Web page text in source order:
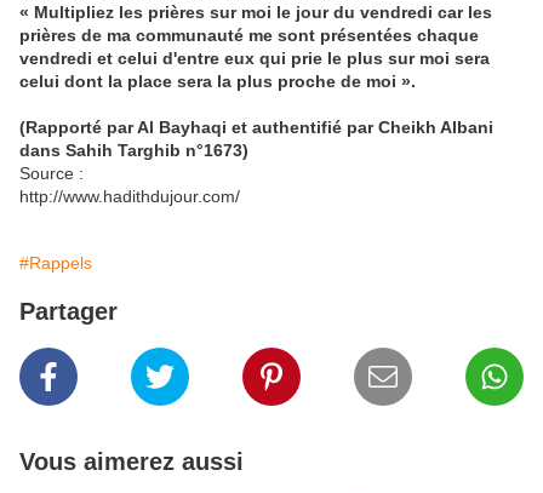
« Multipliez les prières sur moi le jour du vendredi car les
prières de ma communauté me sont présentées chaque
vendredi et celui d'entre eux qui prie le plus sur moi sera
celui dont la place sera la plus proche de moi ».
(Rapporté par Al Bayhaqi et authentifié par Cheikh Albani
dans Sahih Targhib n°1673)
Source :
http://www.hadithdujour.com/
#Rappels
Partager
Vous aimerez aussi